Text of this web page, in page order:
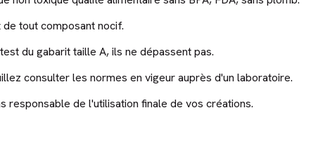
tout composant nocif.
du gabarit taille A, ils ne dépassent pas.
consulter les normes en vigeur auprès d'un laboratoire.
responsable de l'utilisation finale de vos créations.